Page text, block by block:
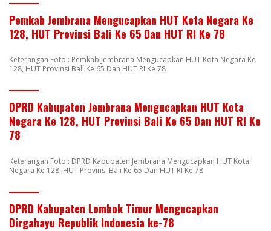
Pemkab Jembrana Mengucapkan HUT Kota Negara Ke
128, HUT Provinsi Bali Ke 65 Dan HUT RI Ke 78
Keterangan Foto : Pemkab Jembrana Mengucapkan HUT Kota Negara Ke
128, HUT Provinsi Bali Ke 65 Dan HUT RI Ke 78
DPRD Kabupaten Jembrana Mengucapkan HUT Kota
Negara Ke 128, HUT Provinsi Bali Ke 65 Dan HUT RI Ke
78
Keterangan Foto : DPRD Kabupaten Jembrana Mengucapkan HUT Kota
Negara Ke 128, HUT Provinsi Bali Ke 65 Dan HUT RI Ke 78
DPRD Kabupaten Lombok Timur Mengucapkan
Dirgahayu Republik Indonesia ke-78